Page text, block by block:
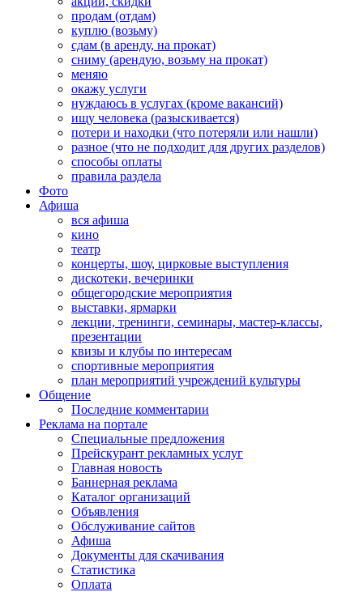
продам (отдам)
куплю (возьму)
сдам (в аренду, на прокат)
сниму (арендую, возьму на прокат)
меняю
окажу услуги
нуждаюсь в услугах (кроме вакансий)
ищу человека (разыскивается)
потери и находки (что потеряли или нашли)
разное (что не подходит для других разделов)
способы оплаты
правила раздела
Фото
Афиша
вся афиша
кино
театр
концерты, шоу, цирковые выступления
дискотеки, вечеринки
общегородские мероприятия
выставки, ярмарки
лекции, тренинги, семинары, мастер-классы,
презентации
квизы и клубы по интересам
спортивные мероприятия
план мероприятий учреждений культуры
Общение
Последние комментарии
Реклама на портале
Специальные предложения
Прейскурант рекламных услуг
Главная новость
Баннерная реклама
Каталог организаций
Объявления
Обслуживание сайтов
Афиша
Документы для скачивания
Статистика
Оплата